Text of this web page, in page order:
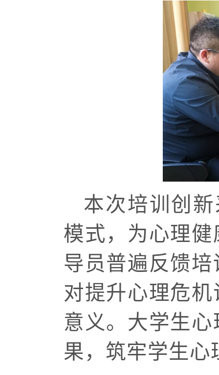
本次培训创新
模式，为心理
导员普遍反馈
对提升心理危
意义。大学生
果，筑牢学生心